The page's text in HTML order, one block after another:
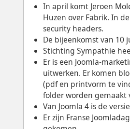
In april komt Jeroen
Huzen over Fabrik. In
security headers.
De bijeenkomst van 10
Stichting Sympathie
Er is een Joomla-
uitwerken. Er komen
(pdf en printvorm te
folder worden gemaakt
Van Joomla 4 is de
Er zijn Franse